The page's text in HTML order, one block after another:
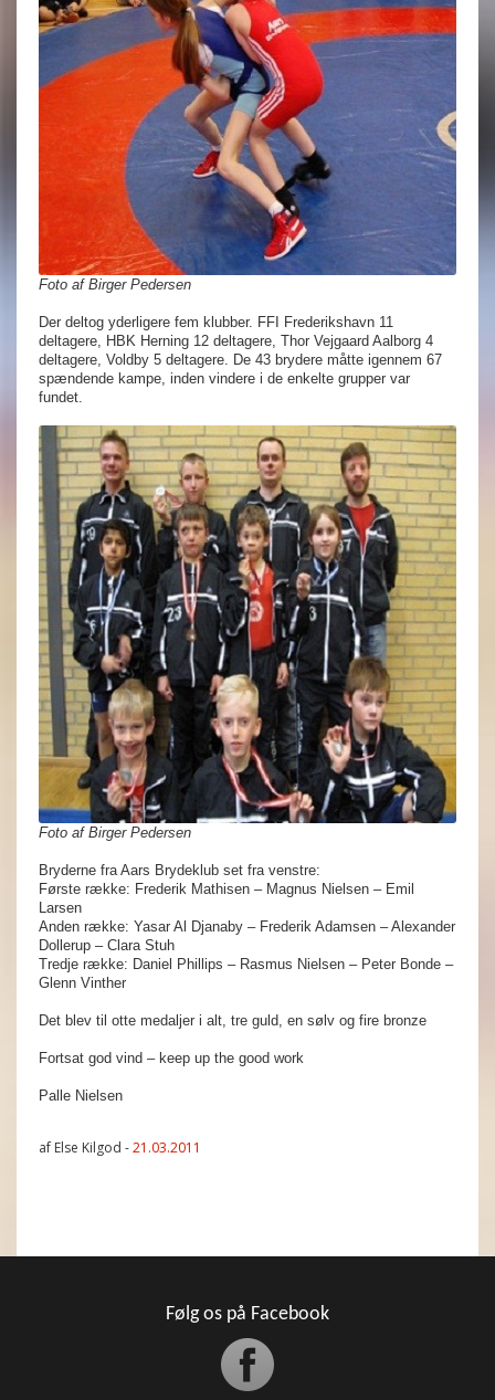
Foto af Birger Pedersen
Der deltog yderligere fem klubber. FFI Frederikshavn 11
deltagere, HBK Herning 12 deltagere, Thor Vejgaard Aalborg 4
deltagere, Voldby 5 deltagere. De 43 brydere måtte igennem 67
spændende kampe, inden vindere i de enkelte grupper var
fundet.
Foto af Birger Pedersen
Bryderne fra Aars Brydeklub set fra venstre:
Første række: Frederik Mathisen – Magnus Nielsen – Emil
Larsen
Anden række: Yasar Al Djanaby – Frederik Adamsen – Alexander
Dollerup – Clara Stuh
Tredje række: Daniel Phillips – Rasmus Nielsen – Peter Bonde –
Glenn Vinther
Det blev til otte medaljer i alt, tre guld, en sølv og fire bronze
Fortsat god vind – keep up the good work
Palle Nielsen
af Else Kilgod -21.03.2011
Følg os på Facebook